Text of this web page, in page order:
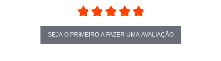
SEJA O PRIMEIRO A FAZER UMA AVALIAÇÃO